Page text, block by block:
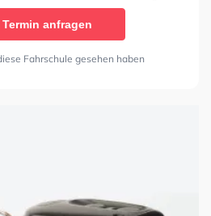
Termin anfragen
Fahrschule gesehen haben